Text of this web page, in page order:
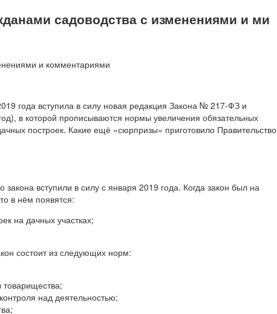
садоводства с изменениями и ми
года вступила в силу новая редакция Закона № 217-ФЗ и
в которой прописываются нормы увеличения обязательных
построек. Какие ещё «сюрпризы» приготовило Правительство
вступили в силу с января 2019 года. Когда закон был на
в нём появятся:
на дачных участках;
состоит из следующих норм:
товарищества;
над деятельностью;